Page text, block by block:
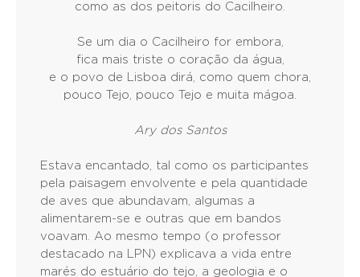
como as dos peitoris do Cacilheiro.
Se um dia o Cacilheiro for embora,
fica mais triste o coração da água,
e o povo de Lisboa dirá, como quem chora,
pouco Tejo, pouco Tejo e muita mágoa.
Ary dos Santos
Estava encantado, tal como os participantes
pela paisagem envolvente e pela quantidade
de aves que abundavam, algumas a
alimentarem-se e outras que em bandos
voavam. Ao mesmo tempo (o professor
destacado na LPN) explicava a vida entre
marés do estuário do tejo, a geologia e o